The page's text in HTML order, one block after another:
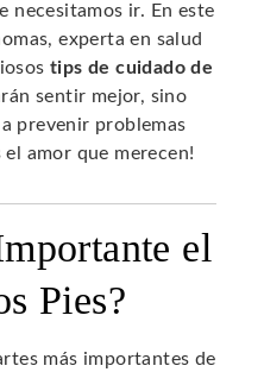
necesitamos ir. En este
experta en salud
tips de cuidado de
sentir mejor, sino
prevenir problemas
el amor que merecen!
el
Pies?
más importantes de